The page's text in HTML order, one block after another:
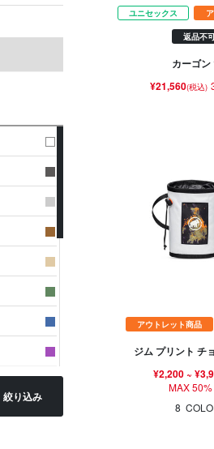
絞り込み
ユニセックス
返品不
カーゴン
¥21,560(税込)
アウトレット商品
ジム プリント チ
¥2,200~
MAX 50%
8